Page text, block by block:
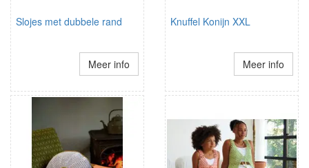
Slojes met dubbele rand
Meer info
Knuffel Konijn XXL
Meer info